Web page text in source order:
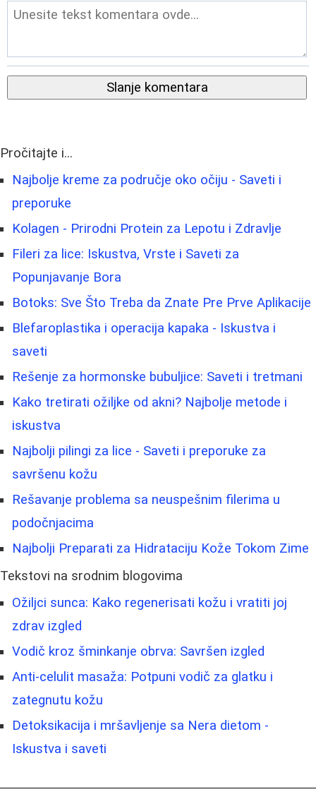
Slanje komentara
Pročitajte i...
Najbolje kreme za područje oko očiju - Saveti i
preporuke
Kolagen - Prirodni Protein za Lepotu i Zdravlje
Fileri za lice: Iskustva, Vrste i Saveti za
Popunjavanje Bora
Botoks: Sve Što Treba da Znate Pre Prve Aplikacije
Blefaroplastika i operacija kapaka - Iskustva i
saveti
Rešenje za hormonske bubuljice: Saveti i tretmani
Kako tretirati ožiljke od akni? Najbolje metode i
iskustva
Najbolji pilingi za lice - Saveti i preporuke za
savršenu kožu
Rešavanje problema sa neuspešnim filerima u
podočnjacima
Najbolji Preparati za Hidrataciju Kože Tokom Zime
Tekstovi na srodnim blogovima
Ožiljci sunca: Kako regenerisati kožu i vratiti joj
zdrav izgled
Vodič kroz šminkanje obrva: Savršen izgled
Anti-celulit masaža: Potpuni vodič za glatku i
zategnutu kožu
Detoksikacija i mršavljenje sa Nera dietom -
Iskustva i saveti